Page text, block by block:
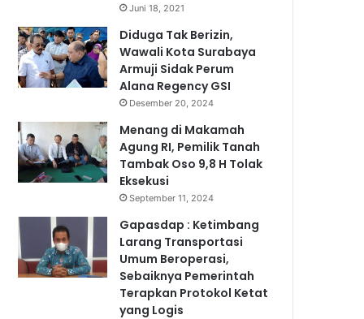
Juni 18, 2021
Diduga Tak Berizin,
Wawali Kota Surabaya
Armuji Sidak Perum
Alana Regency GSI
Desember 20, 2024
Menang di Makamah
Agung RI, Pemilik Tanah
Tambak Oso 9,8 H Tolak
Eksekusi
September 11, 2024
Gapasdap : Ketimbang
Larang Transportasi
Umum Beroperasi,
Sebaiknya Pemerintah
Terapkan Protokol Ketat
yang Logis